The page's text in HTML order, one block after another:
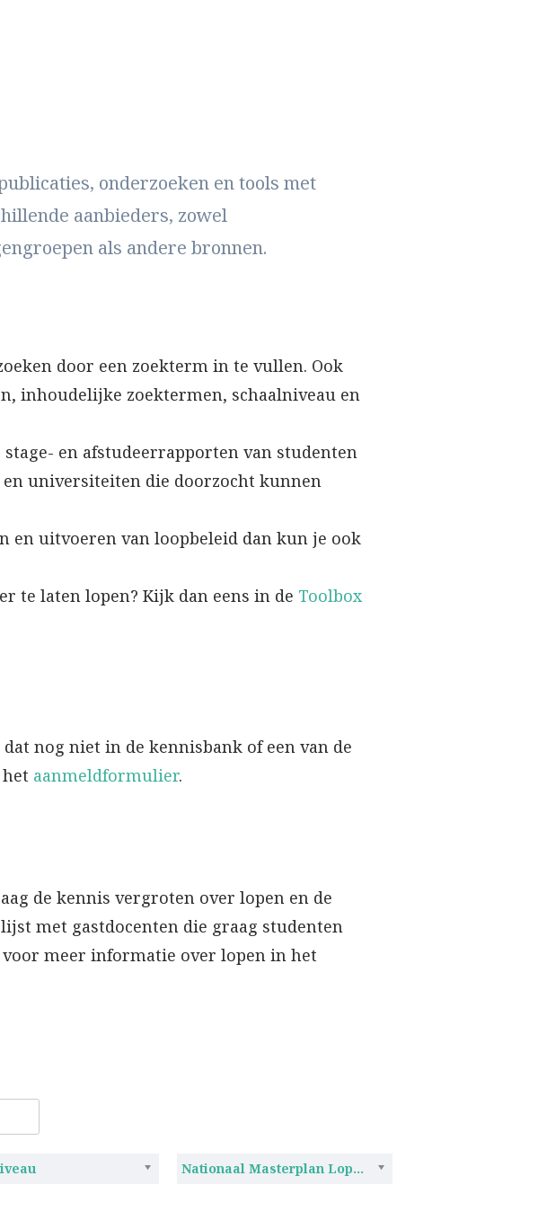
onderzoeken en tools met
aanbieders, zowel
als andere bronnen.
door een zoekterm in te vullen. Ook
inhoudelijke zoektermen, schaalniveau en
en afstudeerrapporten van studenten
universiteiten die doorzocht kunnen
uitvoeren van loopbeleid dan kun je ook
te laten lopen? Kijk dan eens in de Toolbox
nog niet in de kennisbank of een van de
aanmeldformulier.
de kennis vergroten over lopen en de
met gastdocenten die graag studenten
voor meer informatie over lopen in het
Nationaal Masterplan Lopen (2)